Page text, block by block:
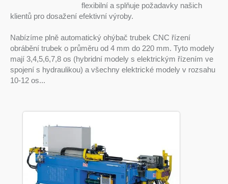
flexibilní a splňuje požadavky našich
klientů pro dosažení efektivní výroby.
Nabízíme plně automatický ohýbač trubek CNC řízení
obrábění trubek o průměru od 4 mm do 220 mm. Tyto modely
mají 3,4,5,6,7,8 os (hybridní modely s elektrickým řízením ve
spojení s hydraulikou) a všechny elektrické modely v rozsahu
10-12 os...